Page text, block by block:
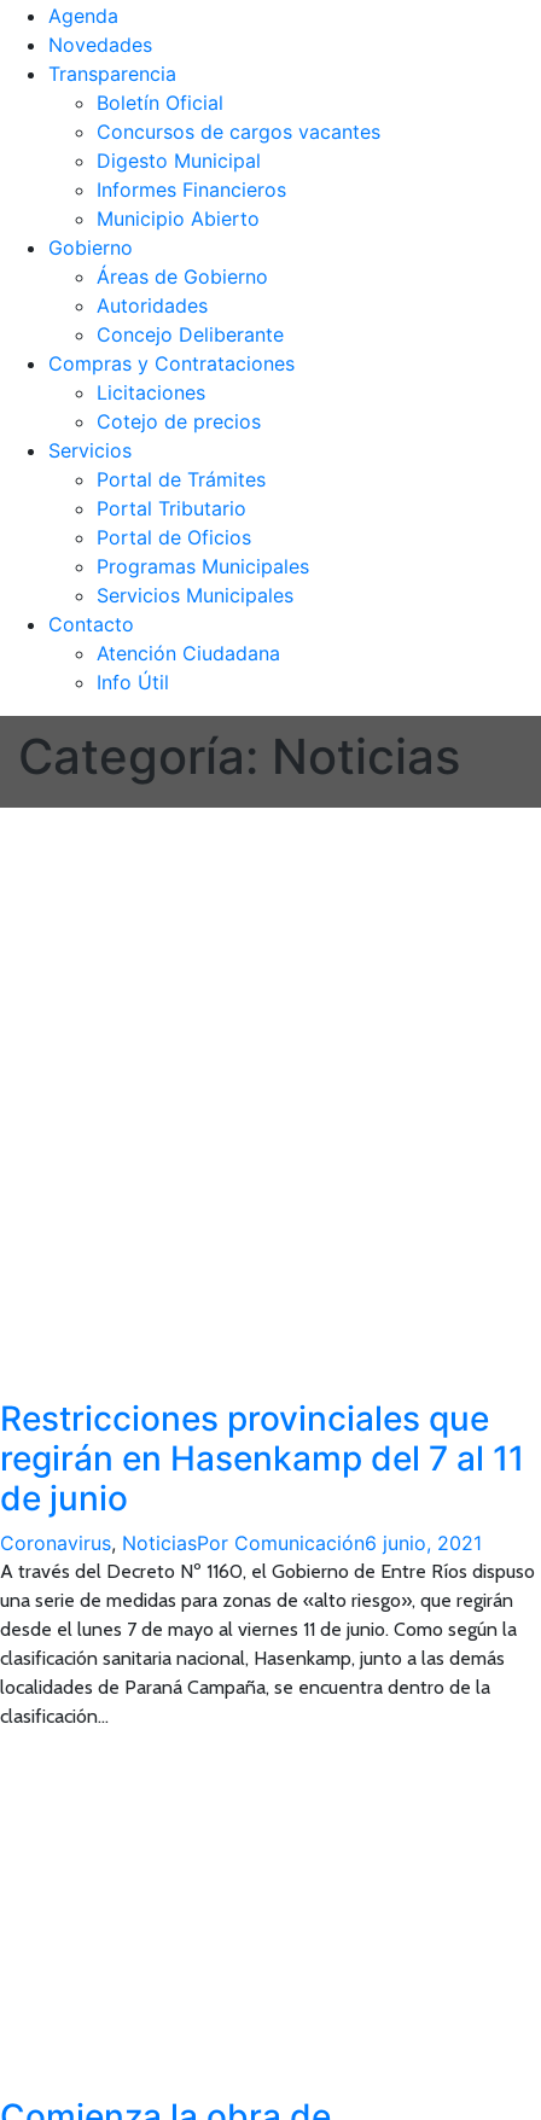
Agenda
Novedades
Transparencia
Boletín Oficial
Concursos de cargos vacantes
Digesto Municipal
Informes Financieros
Municipio Abierto
Gobierno
Áreas de Gobierno
Autoridades
Concejo Deliberante
Compras y Contrataciones
Licitaciones
Cotejo de precios
Servicios
Portal de Trámites
Portal Tributario
Portal de Oficios
Programas Municipales
Servicios Municipales
Contacto
Atención Ciudadana
Info Útil
Categoría: Noticias
Restricciones provinciales que
regirán en Hasenkamp del 7 al 11
de junio
Coronavirus, NoticiasPor Comunicación6 junio, 2021
A través del Decreto Nº 1160, el Gobierno de Entre Ríos dispuso
una serie de medidas para zonas de «alto riesgo», que regirán
desde el lunes 7 de mayo al viernes 11 de junio. Como según la
clasificación sanitaria nacional, Hasenkamp, junto a las demás
localidades de Paraná Campaña, se encuentra dentro de la
clasificación…